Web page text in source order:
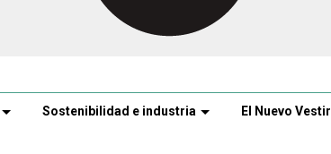
Sostenibilidad e industria El Nuevo Vestir